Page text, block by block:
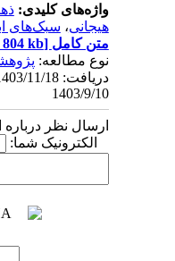
واژه‌های کلیدی:
هیجانی،سبک‌های
متن کامل[PDF 804 kb]
نوع مطالعه:
1403/9/10
ارسال نظر درباره
الکترونیک شما: